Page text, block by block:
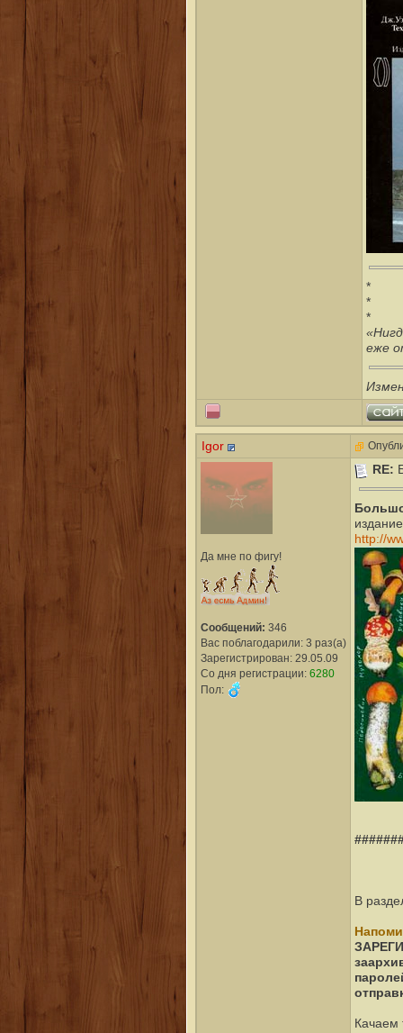
*
*
*
еже
Igor
Да мне по фигу!
Сообщений: 346
Вас поблагодарили: 3 раз(а)
Зарегистрирован: 29.05.09
Со дня регистрации: 6280
Пол:
RE:
http://
В
Качаем